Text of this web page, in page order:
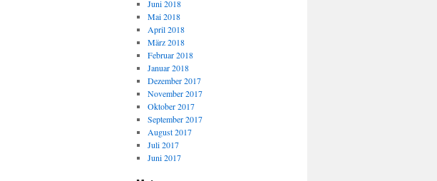
Juni 2018
Mai 2018
April 2018
März 2018
Februar 2018
Januar 2018
Dezember 2017
November 2017
Oktober 2017
September 2017
August 2017
Juli 2017
Juni 2017